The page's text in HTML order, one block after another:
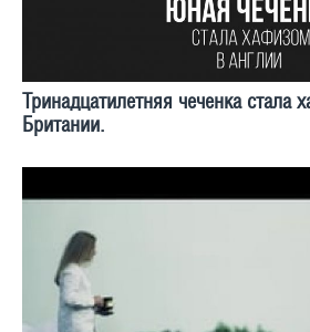
Тринадцатилетняя чеченка стала
Британии.